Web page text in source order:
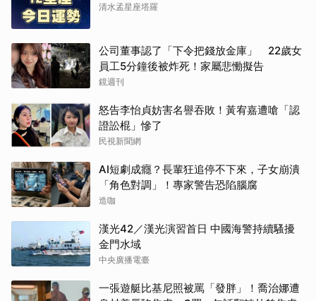
清水孟星座塔羅
公司董事認了「下令把錢放金庫」 22歲女
員工5分鐘後被炸死！家屬悲慟擬告
鏡週刊
怒告李怡貞妨害名譽吞敗！黃宥嘉遭嗆「認
證訟棍」慘了
民視新聞網
AI短劇成癮？長輩狂追停不下來，子女崩潰
「角色對調」！專家警告恐陷腦腐
造咖
漢光42／漢光演習首日 中國海警持續騷擾
金門水域
中央廣播電臺
一張遊艇比基尼照被罵「發胖」！喬治娜遭